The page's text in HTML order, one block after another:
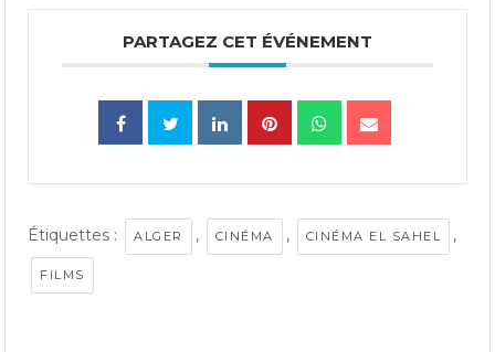
PARTAGEZ CET ÉVÉNEMENT
Étiquettes : ALGER , CINÉMA , CINÉMA EL SAHEL ,
FILMS